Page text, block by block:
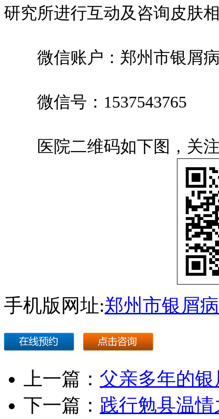
研究所进行互动及咨询皮肤
微信账户：郑州市银屑
微信号：1537543765
医院二维码如下图，关注
手机版网址:郑州市银屑
上一篇： 父亲多年的
下一篇： 践行勉县温